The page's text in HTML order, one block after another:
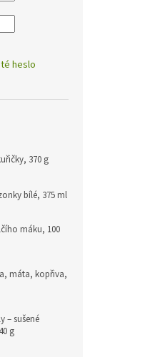
heslo
370 g
bílé, 375 ml
máku, 100
máta, kopřiva,
– sušené
g